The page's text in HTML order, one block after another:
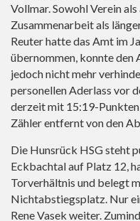
Vollmar. Sowohl Verein
Zusammenarbeit als
Reuter hatte das Amt im
übernommen, konnte den
jedoch nicht mehr
personellen Aderlass vor
derzeit mit 15:19-
Zähler entfernt von den
Die Hunsrück HSG steht
Eckbachtal auf Platz 12,
Torverhältnis und belegt
Nichtabstiegsplatz. Nur
Rene Vasek weiter.